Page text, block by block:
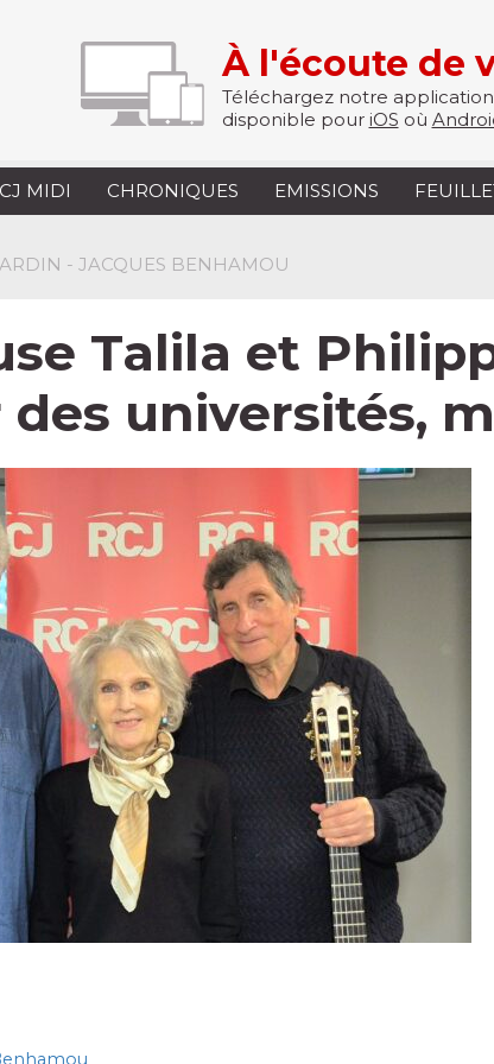
À l'écoute de
Téléchargez notre application
disponible pour iOS où
MIDI CHRONIQUES EMISSIONS
- JACQUES BENHAMOU
Talila et
universités,